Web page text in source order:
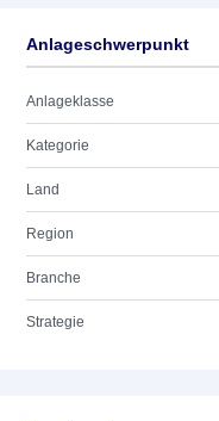
Anlageschwerpunkt
Anlageklasse
Kategorie
Land
Region
Branche
Strategie